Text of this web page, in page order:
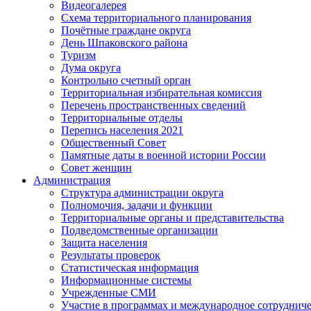
Видеогалерея
Схема территориального планирования
Почётные граждане округа
День Шпаковского района
Туризм
Дума округа
Контрольно счетный орган
Территориальная избирательная комиссия
Перечень пространственных сведений
Территориальные отделы
Перепись населения 2021
Общественный Совет
Памятные даты в военной истории России
Совет женщин
Администрация
Структура администрации округа
Полномочия, задачи и функции
Территориальные органы и представительства
Подведомственные организации
Защита населения
Результаты проверок
Статистическая информация
Информационные системы
Учрежденные СМИ
Участие в программах и международное